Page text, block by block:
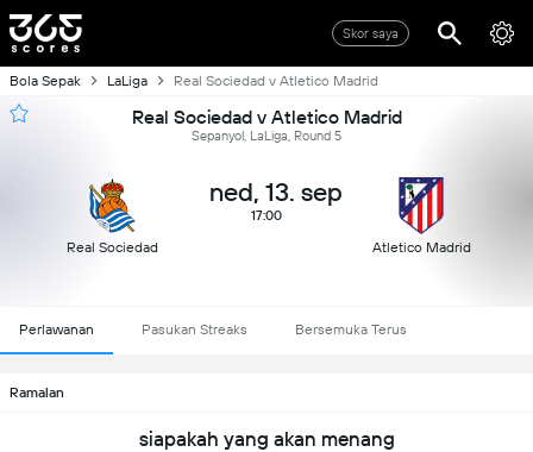
Skor saya
Bola Sepak LaLiga Real Sociedad v Atletico Madrid
Real Sociedad v Atletico Madrid
Sepanyol, LaLiga, Round 5
Real Sociedad
ned, 13. sep
17:00
Atletico Madrid
Perlawanan Pasukan Streaks Bersemuka Terus
Ramalan
siapakah yang akan menang